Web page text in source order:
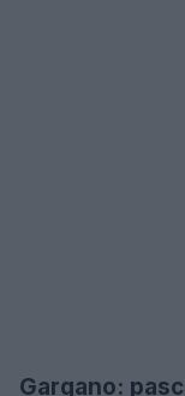
Gargano: